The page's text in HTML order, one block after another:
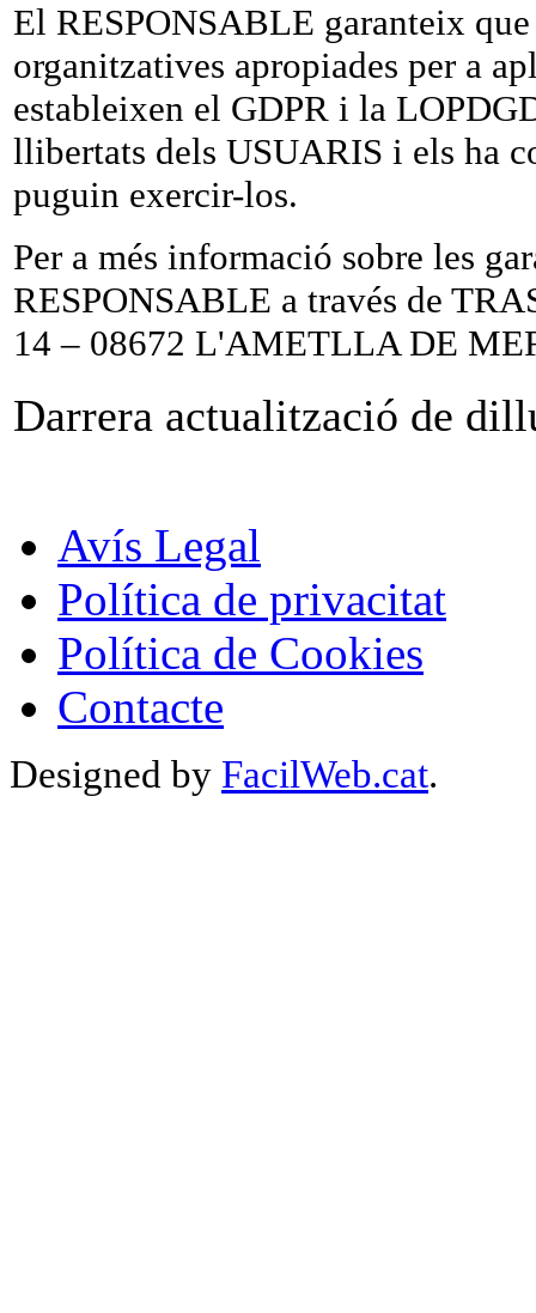
El RESPONSABLE garanteix
organitzatives apropiades per a
estableixen el GDPR i la
llibertats dels USUARIS i els ha
puguin exercir-los.
Per a més informació sobre les
RESPONSABLE a través de
14 – 08672 L'AMETLLA DE
Darrera actualització de
Avís Legal
Política de privacitat
Política de Cookies
Contacte
Designed by FacilWeb.cat.